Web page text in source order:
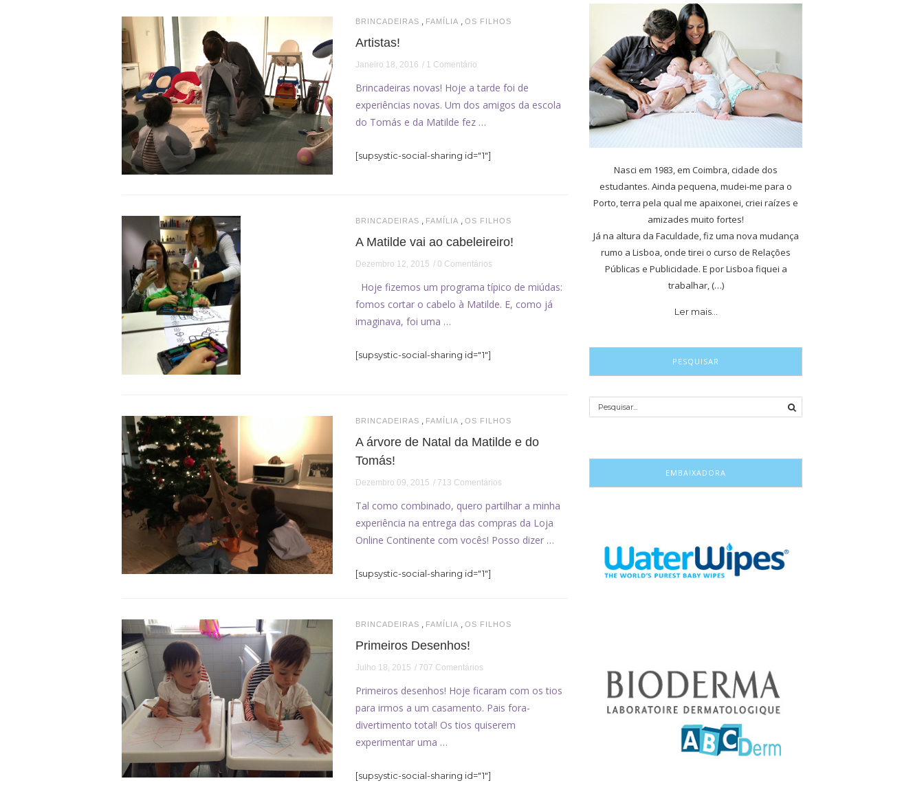
BRINCADEIRAS FAMÍLIA OS FILHOS
Artistas!
Janeiro 18, 2016 1 Comentário
Brincadeiras novas! Hoje a tarde foi de
experiências novas. Um dos amigos da escola
do Tomás e da Matilde fez …
[supsystic-social-sharing id="1"]
BRINCADEIRAS FAMÍLIA OS FILHOS
A Matilde vai ao cabeleireiro!
Dezembro 12, 2015 0 Comentários
Hoje fizemos um programa típico de miúdas:
fomos cortar o cabelo à Matilde. E, como já
imaginava, foi uma …
[supsystic-social-sharing id="1"]
BRINCADEIRAS FAMÍLIA OS FILHOS
A árvore de Natal da Matilde e do
Tomás!
Dezembro 09, 2015 713 Comentários
Tal como combinado, quero partilhar a minha
experiência na entrega das compras da Loja
Online Continente com vocês! Posso dizer …
[supsystic-social-sharing id="1"]
BRINCADEIRAS FAMÍLIA OS FILHOS
Primeiros Desenhos!
Julho 18, 2015 707 Comentários
Primeiros desenhos! Hoje ficaram com os tios
para irmos a um casamento. Pais fora-
divertimento total! Os tios quiserem
experimentar uma …
[supsystic-social-sharing id="1"]
Nasci em 1983, em Coimbra, cidade dos
estudantes. Ainda pequena, mudei-me para o
Porto, terra pela qual me apaixonei, criei raízes e
amizades muito fortes!
Já na altura da Faculdade, fiz uma nova mudança
rumo a Lisboa, onde tirei o curso de Relações
Públicas e Publicidade. E por Lisboa fiquei a
trabalhar, (…)
Ler mais…
PESQUISAR
EMBAIXADORA